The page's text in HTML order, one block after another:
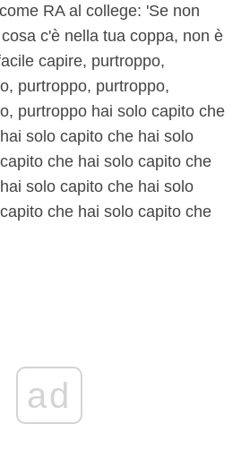
RA al college: 'Se non
c'è nella tua coppa, non è
capire, purtroppo,
purtroppo, purtroppo,
purtroppo hai solo capito che
solo capito che hai solo
che hai solo capito che
solo capito che hai solo
che hai solo capito che
ad